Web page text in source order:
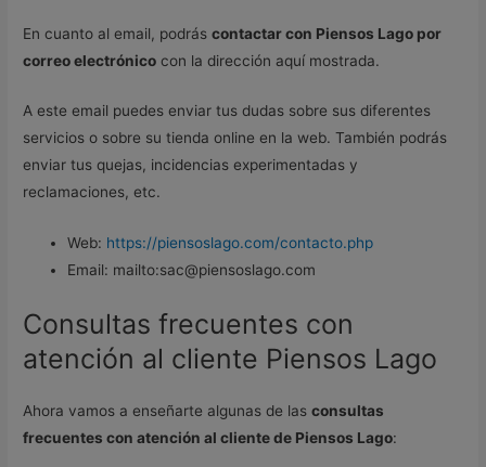
En cuanto al email, podráscontactar con Piensos Lago por
correo electrónico con la dirección aquí mostrada.
A este email puedes enviar tus dudas sobre sus diferentes
servicios o sobre su tienda online en la web. También podrás
enviar tus quejas, incidencias experimentadas y
reclamaciones, etc.
Web: https://piensoslago.com/contacto.php
Email: mailto:sac@piensoslago.com
Consultas frecuentes con
atención al cliente Piensos Lago
Ahora vamos a enseñarte algunas de lasconsultas
frecuentes con atención al cliente de Piensos Lago: